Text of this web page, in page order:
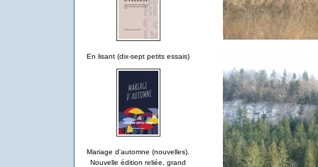
En lisant (dix-sept petits essais)
Mariage d'automne (nouvelles).
Nouvelle édition reliée, grand